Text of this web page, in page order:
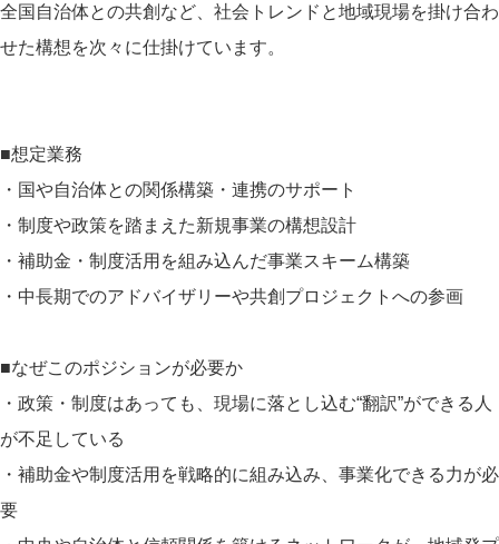
全国自治体との共創など、社会トレンドと地域現場を掛け合わ
せた構想を次々に仕掛けています。
■想定業務
・国や自治体との関係構築・連携のサポート
・制度や政策を踏まえた新規事業の構想設計
・補助金・制度活用を組み込んだ事業スキーム構築
・中長期でのアドバイザリーや共創プロジェクトへの参画
■なぜこのポジションが必要か
・政策・制度はあっても、現場に落とし込む“翻訳”ができる人
が不足している
・補助金や制度活用を戦略的に組み込み、事業化できる力が必
要